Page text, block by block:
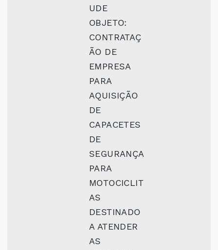
UDE
OBJETO:
CONTRATAÇ
ÃO DE
EMPRESA
PARA
AQUISIÇÃO
DE
CAPACETES
DE
SEGURANÇA
PARA
MOTOCICLIT
AS
DESTINADO
A ATENDER
AS